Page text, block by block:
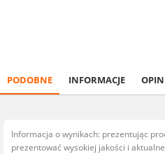
PODOBNE INFORMACJE
Informacja o wynikach: prezentując
prezentować wysokiej jakości i